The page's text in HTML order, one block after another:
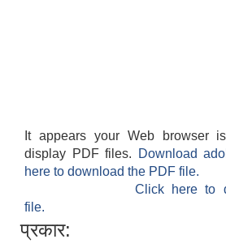
It appears your Web browser
display PDF files.
Download
here to download the PDF file.
Click here to
file.
प्रकार: